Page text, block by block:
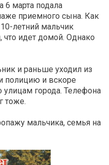
6 марта подала
приемного сына. Как
10-летний мальчик
что идет домой. Однако
и раньше уходил из
полицию и вскоре
города. Телефона
тоже.
мальчика, семья на